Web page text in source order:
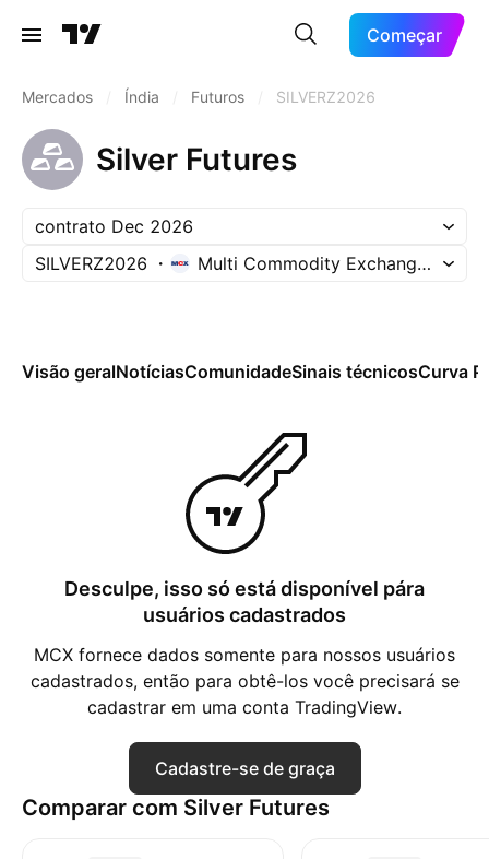
Começar
Mercados Índia Futuros SILVERZ2026
Silver Futures
contrato Dec 2026
SILVERZ2026
Multi Commodity Exchange of
Visão geralNotíciasComunidadeSinais técnicosCurva
Desculpe, isso só está disponível pára
usuários cadastrados
MCX fornece dados somente para nossos usuários
cadastrados, então para obtê-los você precisará se
cadastrar em uma conta TradingView.
Cadastre-se de graça
Comparar com Silver Futures